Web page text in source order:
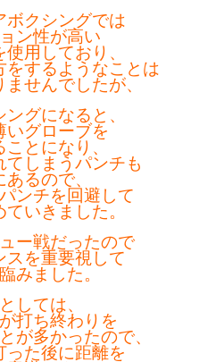
ボクシングでは
ン性が高い
用しており、
をするようなことは
せんでしたが、
グになると、
いグローブを
とになり、
てしまうパンチも
るので、
ンチを回避して
いきました。
ー戦だったので
スを重要視して
みました。
しては、
打ち終わりを
が多かったので、
った後に距離を